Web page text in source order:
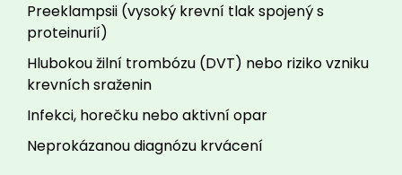
Preeklampsii (vysoký krevní tlak spojený s
proteinurií)
Hlubokou žilní trombózu (DVT) nebo riziko vzniku
krevních sraženin
Infekci, horečku nebo aktivní opar
Neprokázanou diagnózu krvácení